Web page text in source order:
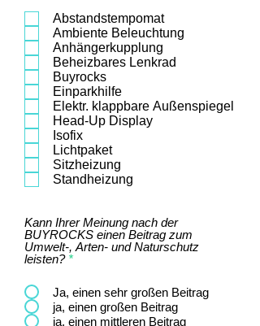
d
Abstandstempomat
Ambiente Beleuchtung
Anhängerkupplung
Beheizbares Lenkrad
Buyrocks
Einparkhilfe
Elektr. klappbare Außenspiegel
Head-Up Display
Isofix
Lichtpaket
Sitzheizung
Standheizung
Kann Ihrer Meinung nach der
BUYROCKS einen Beitrag zum
Umwelt-, Arten- und Naturschutz
leisten? *
Ja, einen sehr großen Beitrag
ja, einen großen Beitrag
ja, einen mittleren Beitrag